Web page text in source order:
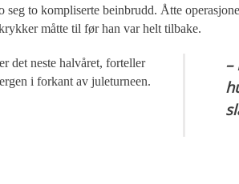
to kompliserte beinbrudd. Åtte
måtte til før han var helt tilbake.
–
det neste halvåret, forteller
i forkant av juleturneen.